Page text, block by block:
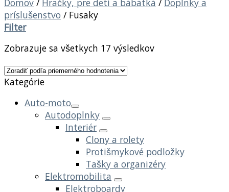
príslušenstvo /Fusaky
Filter
Zobrazuje sa všetkych 17 výsledkov
Kategórie
Auto-moto
Autodoplnky
Interiér
Clony a rolety
Protišmykové podložky
Tašky a organizéry
Elektromobilita
Elektroboardy